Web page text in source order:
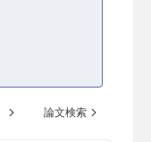
論文検索